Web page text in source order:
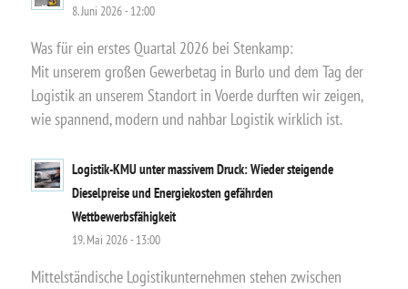
8. Juni 2026 - 12:00
Was für ein erstes Quartal 2026 bei Stenkamp:
Mit unserem großen Gewerbetag in Burlo und dem Tag der
Logistik an unserem Standort in Voerde durften wir zeigen,
wie spannend, modern und nahbar Logistik wirklich ist.
Logistik-KMU unter massivem Druck: Wieder steigende
Dieselpreise und Energiekosten gefährden
Wettbewerbsfähigkeit
19. Mai 2026 - 13:00
Mittelständische Logistikunternehmen stehen zwischen